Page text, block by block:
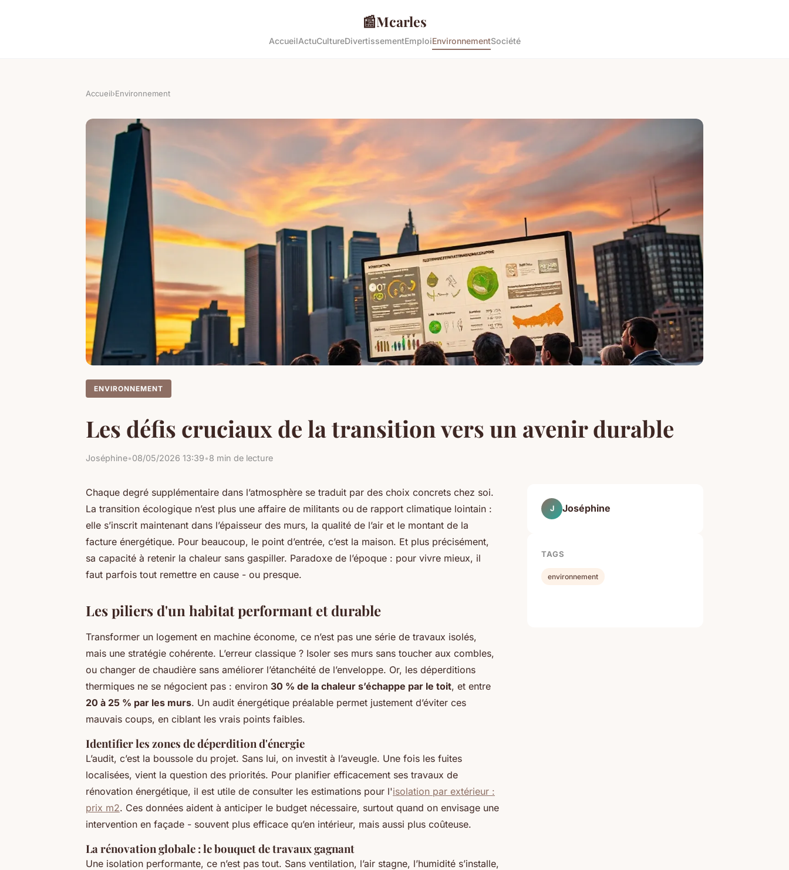
📰Mcarles
AccueilActuCultureDivertissementEmploiEnvironnementSociété
Accueil›Environnement
ENVIRONNEMENT
Les défis cruciaux de la transition vers un avenir durable
Joséphine•08/05/2026 13:39•8 min de lecture
Chaque degré supplémentaire dans l’atmosphère se traduit par des choix concrets chez soi.
La transition écologique n’est plus une affaire de militants ou de rapport climatique lointain :
elle s’inscrit maintenant dans l’épaisseur des murs, la qualité de l’air et le montant de la
facture énergétique. Pour beaucoup, le point d’entrée, c’est la maison. Et plus précisément,
sa capacité à retenir la chaleur sans gaspiller. Paradoxe de l’époque : pour vivre mieux, il
faut parfois tout remettre en cause - ou presque.
Les piliers d'un habitat performant et durable
Transformer un logement en machine économe, ce n’est pas une série de travaux isolés,
mais une stratégie cohérente. L’erreur classique ? Isoler ses murs sans toucher aux combles,
ou changer de chaudière sans améliorer l’étanchéité de l’enveloppe. Or, les déperditions
thermiques ne se négocient pas : environ 30 % de la chaleur s’échappe par le toit, et entre
20 à 25 % par les murs. Un audit énergétique préalable permet justement d’éviter ces
mauvais coups, en ciblant les vrais points faibles.
Identifier les zones de déperdition d'énergie
L’audit, c’est la boussole du projet. Sans lui, on investit à l’aveugle. Une fois les fuites
localisées, vient la question des priorités. Pour planifier efficacement ses travaux de
rénovation énergétique, il est utile de consulter les estimations pour l'isolation par extérieur :
prix m2. Ces données aident à anticiper le budget nécessaire, surtout quand on envisage une
intervention en façade - souvent plus efficace qu’en intérieur, mais aussi plus coûteuse.
La rénovation globale : le bouquet de travaux gagnant
Une isolation performante, ce n’est pas tout. Sans ventilation, l’air stagne, l’humidité s’installe,
J Joséphine
TAGS
environnement